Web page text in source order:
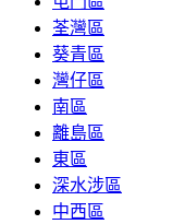
荃灣區
葵青區
灣仔區
南區
離島區
東區
深水涉區
中西區